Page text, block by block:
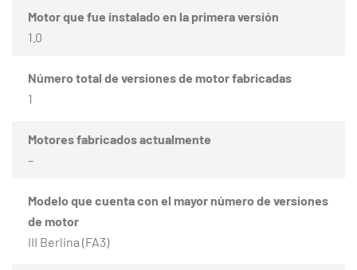
Motor que fue instalado en la primera versión
1.0
Número total de versiones de motor fabricadas
1
Motores fabricados actualmente
–
Modelo que cuenta con el mayor número de versiones
de motor
III Berlina (FA3)